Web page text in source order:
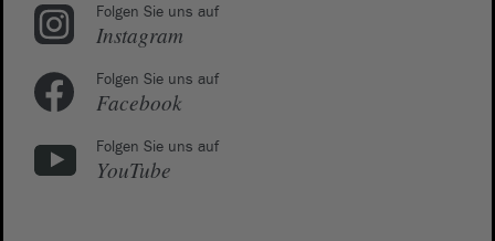
Folgen Sie uns auf
Instagram
Folgen Sie uns auf
Facebook
Folgen Sie uns auf
YouTube